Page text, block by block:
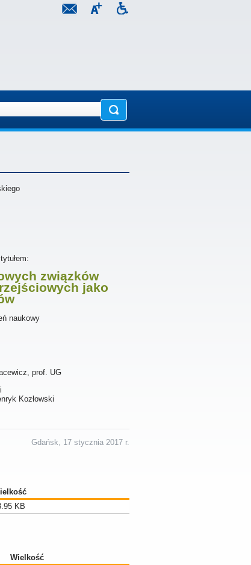
związków
jako
naukowy
prof. UG
Kozłowski
Gdańsk, 17 stycznia 2017 r.
KB
Wielkość